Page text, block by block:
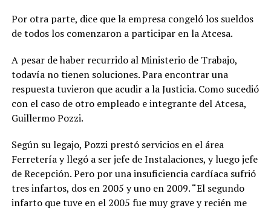
Por otra parte, dice que la empresa congeló los sueldos
de todos los comenzaron a participar en la Atcesa.
A pesar de haber recurrido al Ministerio de Trabajo,
todavía no tienen soluciones. Para encontrar una
respuesta tuvieron que acudir a la Justicia. Como sucedió
con el caso de otro empleado e integrante del Atcesa,
Guillermo Pozzi.
Según su legajo, Pozzi prestó servicios en el área
Ferretería y llegó a ser jefe de Instalaciones, y luego jefe
de Recepción. Pero por una insuficiencia cardíaca sufrió
tres infartos, dos en 2005 y uno en 2009. “El segundo
infarto que tuve en el 2005 fue muy grave y recién me